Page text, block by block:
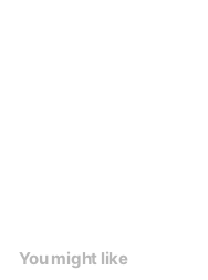
だきます。
You might like